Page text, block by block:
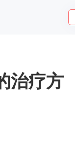
治疗方